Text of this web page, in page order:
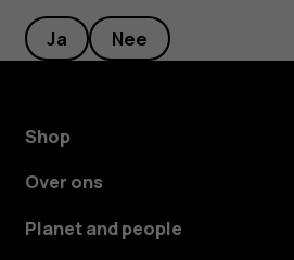
Ja Nee
Shop
Over ons
Planet and people